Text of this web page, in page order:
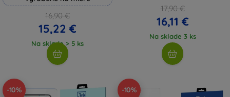
16,90 €
15,22 €
Na sklade > 5 ks
17,90 €
16,11 €
Na sklade 3 ks
-10% -10%